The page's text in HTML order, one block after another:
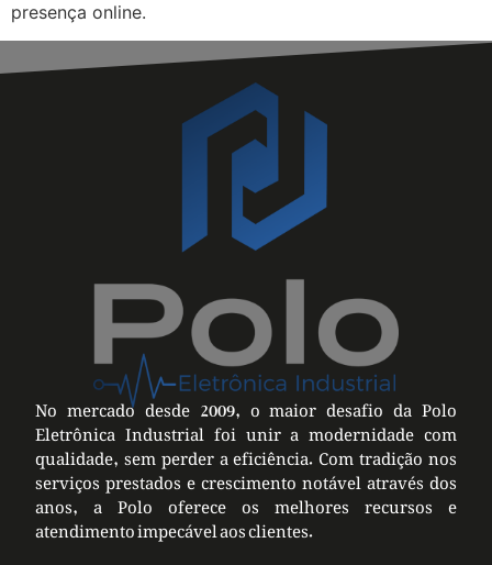
presença online.
No mercado desde 2009, o maior desafio da Polo
Eletrônica Industrial foi unir a modernidade com
qualidade, sem perder a eficiência. Com tradição nos
serviços prestados e crescimento notável através dos
anos, a Polo oferece os melhores recursos e
atendimento impecável aos clientes.